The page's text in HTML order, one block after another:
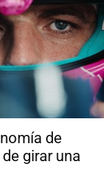
de
girar una